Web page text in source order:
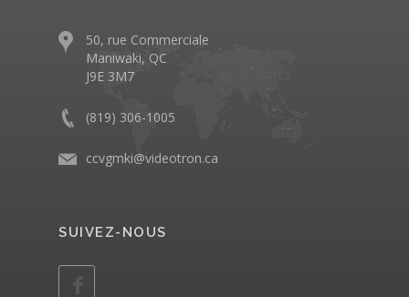
50, rue Commerciale
Maniwaki, QC
J9E 3M7
(819) 306-1005
ccvgmki@videotron.ca
SUIVEZ-NOUS